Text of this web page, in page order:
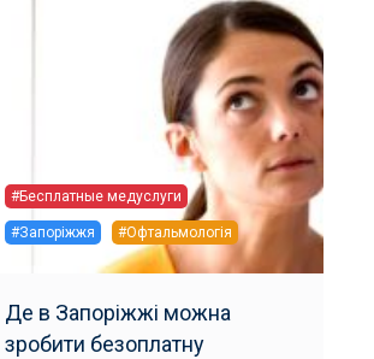
#Бесплатные медуслуги
#Запоріжжя #Офтальмологія
Де в Запоріжжі можна
зробити безоплатну